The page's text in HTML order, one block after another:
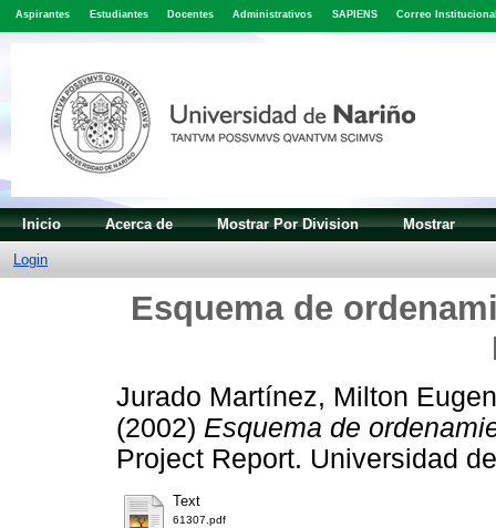
Aspirantes Estudiantes Docentes Administrativos SAPIENS Correo
Inicio Acerca de Mostrar Por Division Mostrar
Login
Esquema de
Jurado Martínez, Milton
(2002) Esquema de
Project Report. Universidad
Text
61307.pdf